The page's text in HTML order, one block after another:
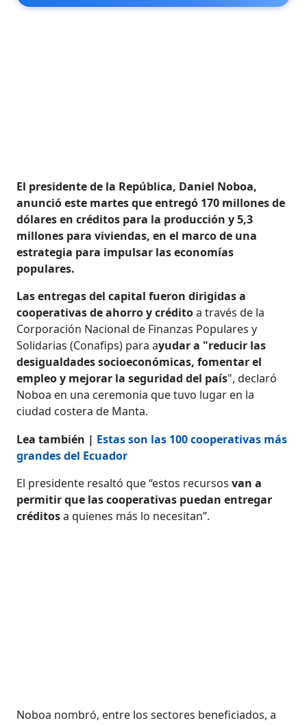
El presidente de la República, Daniel Noboa,
anunció este martes que entregó 170 millones de
dólares en créditos para la producción y 5,3
millones para viviendas, en el marco de una
estrategia para impulsar las economías
populares.
Las entregas del capital fueron dirigidas a
cooperativas de ahorro y créditoa través de la
Corporación Nacional de Finanzas Populares y
Solidarias (Conafips) para ayudar a "reducir las
desigualdades socioeconómicas, fomentar el
empleo y mejorar la seguridad del país", declaró
Noboa en una ceremonia que tuvo lugar en la
ciudad costera de Manta.
Lea también | Estas son las 100 cooperativas más
grandes del Ecuador
El presidente resaltó que “estos recursosvan a
permitir que las cooperativas puedan entregar
créditosa quienes más lo necesitan”.
Noboa nombró, entre los sectores beneficiados, a